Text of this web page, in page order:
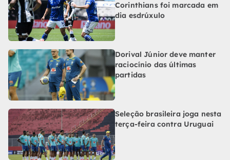
Corinthians foi marcada em
dia esdrúxulo
Dorival Júnior deve manter
raciocínio das últimas
partidas
Seleção brasileira joga nesta
terça-feira contra Uruguai